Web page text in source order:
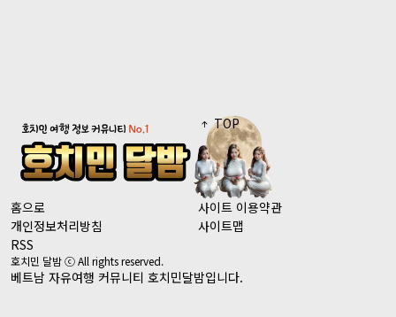
TOP
홈으로
사이트 이용약관
개인정보처리방침
사이트맵
RSS
호치민 달밤 ⓒ All rights reserved.
베트남 자유여행 커뮤니티 호치민달밤입니다.